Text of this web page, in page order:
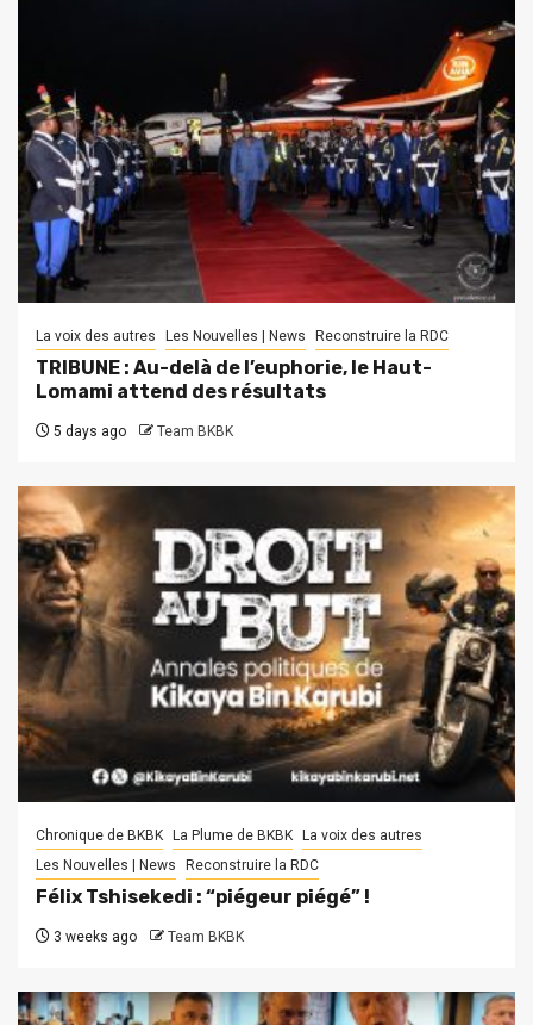
La voix des autres Les Nouvelles | News Reconstruire la RDC
TRIBUNE : Au-delà de l’euphorie, le Haut-
Lomami attend des résultats
5 days ago Team BKBK
Chronique de BKBK La Plume de BKBK
La voix des autres
Les Nouvelles | News
Reconstruire la RDC
Félix Tshisekedi : “piégeur piégé” !
3 weeks ago Team BKBK